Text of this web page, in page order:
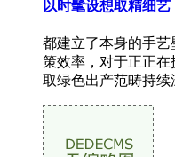
以时髦设想取精细艺
都建立了本身的手
策效率，对于正正
取绿色出产范畴持续